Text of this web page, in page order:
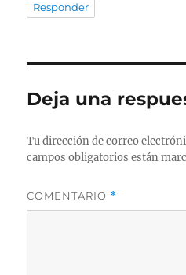
Responder
Deja una
Tu dirección de correo
campos obligatorios están
COMENTARIO *